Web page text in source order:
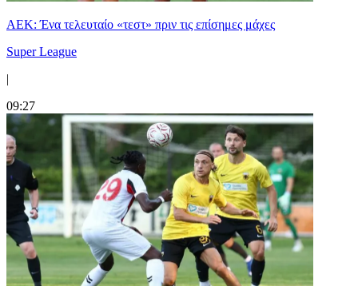
ΑΕΚ: Ένα τελευταίο «τεστ» πριν τις επίσημες μάχες
Super League
|
09:27